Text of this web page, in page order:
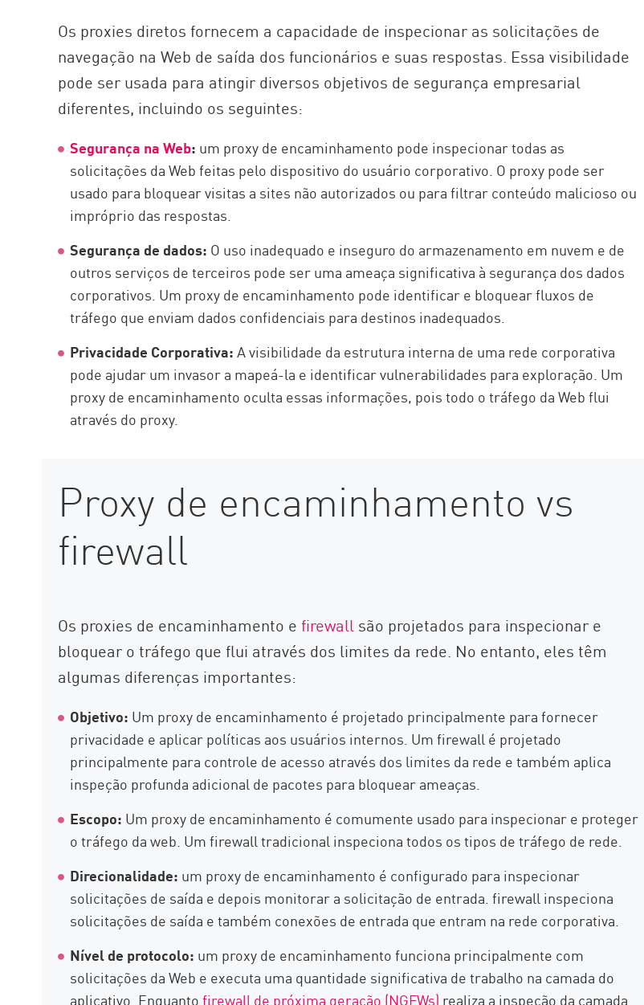
Os proxies diretos fornecem a capacidade de inspecionar as solicitações de
navegação na Web de saída dos funcionários e suas respostas. Essa visibilidade
pode ser usada para atingir diversos objetivos de segurança empresarial
diferentes, incluindo os seguintes:
Segurança na Web: um proxy de encaminhamento pode inspecionar todas as
solicitações da Web feitas pelo dispositivo do usuário corporativo. O proxy pode ser
usado para bloquear visitas a sites não autorizados ou para filtrar conteúdo malicioso ou
impróprio das respostas.
Segurança de dados: O uso inadequado e inseguro do armazenamento em nuvem e de
outros serviços de terceiros pode ser uma ameaça significativa à segurança dos dados
corporativos. Um proxy de encaminhamento pode identificar e bloquear fluxos de
tráfego que enviam dados confidenciais para destinos inadequados.
Privacidade Corporativa:A visibilidade da estrutura interna de uma rede corporativa
pode ajudar um invasor a mapeá-la e identificar vulnerabilidades para exploração. Um
proxy de encaminhamento oculta essas informações, pois todo o tráfego da Web flui
através do proxy.
Proxy de encaminhamento vs
firewall
Os proxies de encaminhamento efirewall são projetados para inspecionar e
bloquear o tráfego que flui através dos limites da rede. No entanto, eles têm
algumas diferenças importantes:
Objetivo: Um proxy de encaminhamento é projetado principalmente para fornecer
privacidade e aplicar políticas aos usuários internos. Um firewall é projetado
principalmente para controle de acesso através dos limites da rede e também aplica
inspeção profunda adicional de pacotes para bloquear ameaças.
Escopo: Um proxy de encaminhamento é comumente usado para inspecionar e proteger
o tráfego da web. Um firewall tradicional inspeciona todos os tipos de tráfego de rede.
Direcionalidade: um proxy de encaminhamento é configurado para inspecionar
solicitações de saída e depois monitorar a solicitação de entrada. firewall inspeciona
solicitações de saída e também conexões de entrada que entram na rede corporativa.
Nível de protocolo: um proxy de encaminhamento funciona principalmente com
solicitações da Web e executa uma quantidade significativa de trabalho na camada do
aplicativo. Enquantofirewall de próxima geração (NGFWs) realiza a inspeção da camada